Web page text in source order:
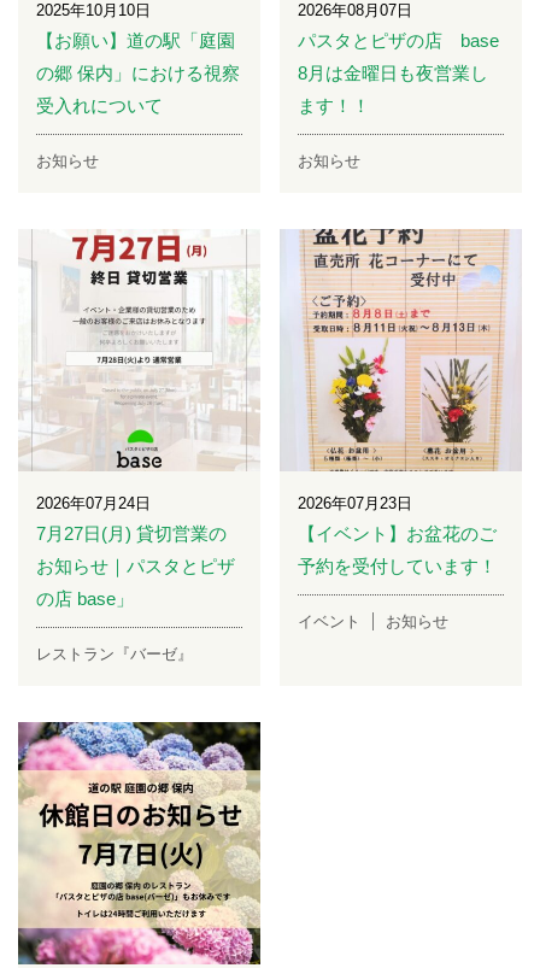
2025年10月10日
【お願い】道の駅「庭園
の郷 保内」における視察
受入れについて
お知らせ
2026年08月07日
パスタとピザの店 base
8月は金曜日も夜営業し
ます！！
お知らせ
2026年07月24日
7月27日(月) 貸切営業の
お知らせ｜パスタとピザ
の店 base」
レストラン『バーゼ』
2026年07月23日
【イベント】お盆花のご
予約を受付しています！
イベント お知らせ